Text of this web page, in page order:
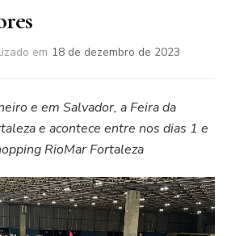
em 18 de dezembro de 2023
e em Salvador, a Feira da
e acontece entre nos dias 1 e
RioMar Fortaleza